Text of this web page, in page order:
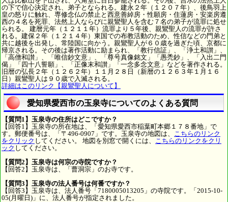
の下で信心決定され、弟子となられる。建永２年（１２０７年）、後鳥羽上
皇の怒りに触れ、専修念仏の禁止と西意善綽房・性願房・住蓮房・安楽房遵
西の４名を死罪、法然上人ならびに親鸞聖人を含む７名の弟子が流罪に処せ
られる。 建暦元年（１２１１年）流罪より５年後、親鸞聖人の流罪が許さ
れる。建保２年（１２１４年）東国での布教活動のため、性信などの門弟と
共に越後を出発し、常陸国に向かう。親鸞聖人が６０歳を過ぎた頃、京都に
帰京される。その後は著作活動に励まられ、「教行信証」、「浄土和讃」、
「高僧和讃」、「唯信鈔文意」、「尊号真像銘文」「愚禿鈔」、「入出二門
偈」「四十八誓願」、「正像末和讃」「一念多念文意」などを著作される。
旧暦の弘長２年（１２６２年）１１月２８日（新暦の１２６３年１月１６
日）親鸞聖人は９０歳で入滅される。
詳細はこのリンク【親鸞聖人について】
愛知県愛西市の玉泉寺についてのよくある質問
【質問1】玉泉寺の住所はどこですか？
【回答1】玉泉寺の所在地は、「愛知県愛西市稲葉町本郷１７８番地」で
す。郵便番号は、「〒496-0907」です。玉泉寺の地図は、
こちらのリンク
をクリック してください。 地図を別窓で開くには、
こちらのリンクをクリ
ック してください。
【質問2】玉泉寺は何宗の寺院ですか？
【回答2】玉泉寺は、「曹洞宗」のお寺です。
【質問3】玉泉寺の法人番号は何番ですか？
【回答3】玉泉寺は、法人番号「7180005013205」の寺院です。「2015-10-
05(月曜日)」に、法人番号が指定されました。